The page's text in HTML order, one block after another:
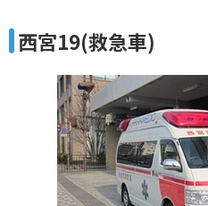
西宮19(救急車)